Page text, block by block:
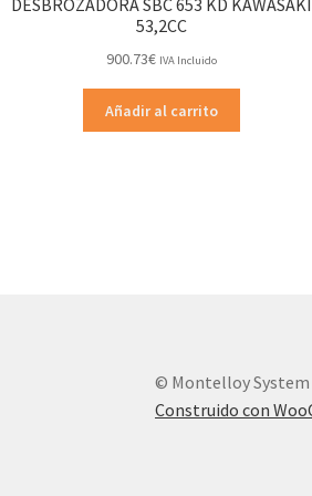
DESBROZADORA SBC 653 KD KAWASAKI
53,2CC
900.73€ IVA Incluido
Añadir al carrito
© Montelloy System
Construido con